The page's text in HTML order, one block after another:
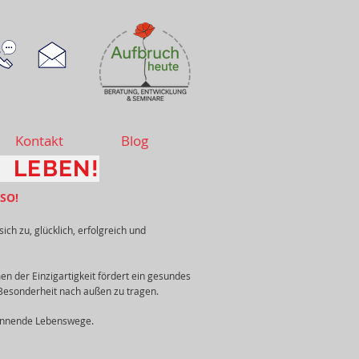
Kontakt Blog
LEBEN!
zu, glücklich, erfolgreich und
der Einzigartigkeit fördert ein gesundes
nach außen zu tragen.
Lebenswege.